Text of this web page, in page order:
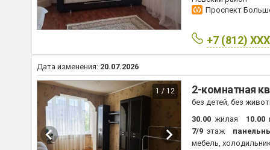
Проспект
+7 (812)
Дата изменения: 20.07.2026
1 / 12 2-комнатная
без детей, без
30.00 жилая 10.00
7/9 этаж
мебель,